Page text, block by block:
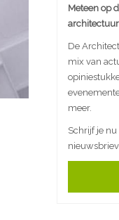
Meteen op
De
mix van
meer.
Schrijf je